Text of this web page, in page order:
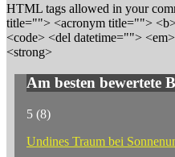
HTML tags allowed in your
title=""> <acronym title="">
<code> <del datetime="">
<strong>
Am besten bewertete
5 (8)
Undines Traum bei